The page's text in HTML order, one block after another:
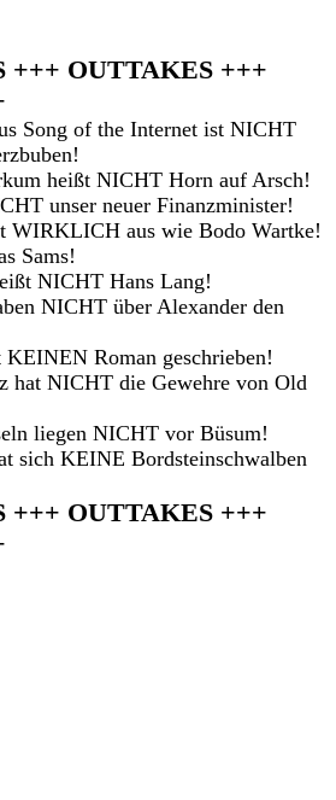
+++ OUTTAKES +++
Song of the Internet ist NICHT
heißt NICHT Horn auf Arsch!
unser neuer Finanzminister!
aus wie Bodo Wartke!
Sams!
NICHT Hans Lang!
NICHT über Alexander den
Roman geschrieben!
hat NICHT die Gewehre von Old
liegen NICHT vor Büsum!
sich KEINE Bordsteinschwalben
+++ OUTTAKES +++